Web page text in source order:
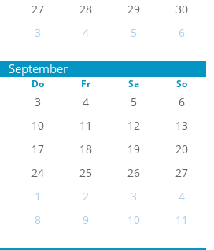
27 28 29
30
3 4 5 6
September
Do Fr Sa So
3 4 5
6
10 11 12
13
17 18 19
20
24 25 26
27
1 2 3
4
8 9 10 11